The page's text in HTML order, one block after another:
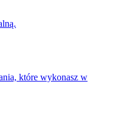
które wykonasz w